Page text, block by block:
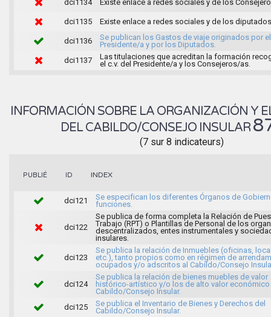
dci1134 Existe enlace a redes sociales y de los
dci1135 Existe enlace a redes sociales y de los
dci1136
Se publican los Gastos de viaje originados por el
Presidente/a y por los Diputados.
dci1137
Las titulaciones que acreditan la formación
el c.v. del Presidente/a y los Consejeros/as.
INFORMACIÓN SOBRE LA ORGANIZACIÓN Y
DEL CABILDO/CONSEJO INSULAR
(7 sur 8 indicateurs)
PUBLIÉ ID INDEX
dci121
Se especifican los diferentes Órganos de
funciones.
dci122
Se publica de forma completa la Relación de
Trabajo (RPT) o Plantillas de Personal de los
descentralizados, entes instrumentales y
insulares.
dci123
Se publica la relación de Inmuebles (oficinas,
etc.), tanto propios como en régimen de
ocupados y/o adscritos al Cabildo/Consejo
dci124
Se publica la relación de bienes muebles de valor
histórico-artístico y/o los de alto valor económico
Cabildo/Consejo Insular.
dci125
Se publica el Inventario de Bienes y Derechos del
Cabildo/Consejo Insular.